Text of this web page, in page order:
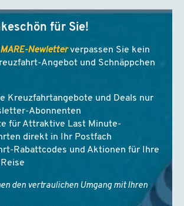
für Sie!
MARE-Newletterverpassen Sie kein
Angebot und Schnäppchen
Kreuzfahrtangebote und Deals nur
Abonnenten
für Attraktive Last Minute-
direkt in Ihr Postfach
Rabattcodes und Aktionen für Ihre
den vertraulichen Umgang mit Ihren